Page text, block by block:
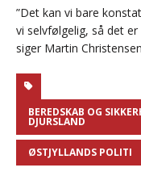
”Det kan vi bare
vi selvfølgelig, så det
siger Martin
BEREDSKAB OG
DJURSLAND
ØSTJYLLANDS POLITI